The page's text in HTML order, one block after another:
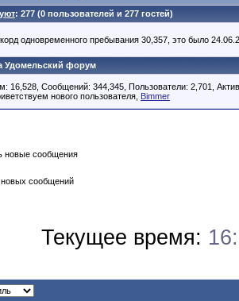
: 277 (0 пользователей и 277 гостей)
одновременного пребывания 30,357, это было
Удомельский форум
16,528, Сообщений: 344,345, Пользователи: 2,701,
нового пользователя, Bimmer
новые сообщения
сообщений
Текущее время: